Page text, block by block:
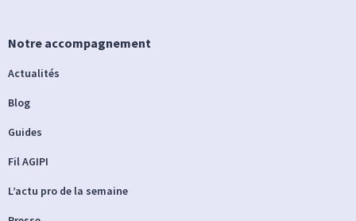
Notre accompagnement
Actualités
Blog
Guides
Fil AGIPI
L’actu pro de la semaine